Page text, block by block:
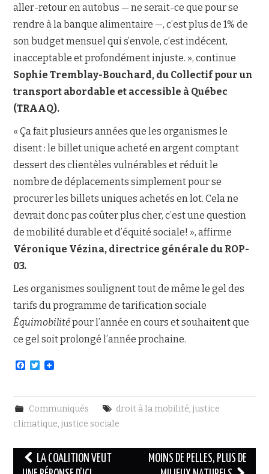
aller-retour en autobus — ne serait-ce que pour se
rendre à la banque alimentaire —, c’est plus de 1% de
son budget mensuel qui s’envole, c’est indécent,
inacceptable et profondément injuste. », continue
Sophie Tremblay-Bouchard, du Collectif pour un
transport abordable et accessible à Québec
(TRAAQ).
« Ça fait plusieurs années que les organismes le
disent : le billet unique acheté en argent comptant
dessert des clientèles vulnérables et réduit le
nombre de déplacements simplement pour se
procurer les billets uniques achetés en lot. Cela ne
devrait donc pas coûter plus cher, c’est une question
de mobilité durable et d’équité sociale! », affirme
Véronique Vézina, directrice générale du ROP-
03.
Les organismes soulignent tout de même le gel des
tarifs du programme de tarification sociale
Équimobilitépour l’année en cours et souhaitent que
ce gel soit prolongé l’année prochaine.
F
e
b
o
o
T
t
e
r
Communiqués droit à la mobilité, justice
climatique,justice sociale
Navigation
LA COALITION VEUT
MOINS DE PELLES, PLUS DE